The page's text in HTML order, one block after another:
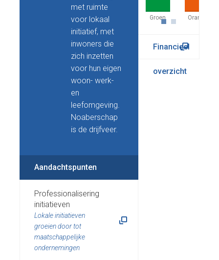
met ruimte
voor lokaal
initiatief, met
inwoners die
zich inzetten
voor hun eigen
woon- werk-
en
leefomgeving.
Noaberschap
is de drijfveer.
Aandachtspunten
Professionalisering
initiatieven
Lokale initiatieven
groeien door tot
maatschappelijke
ondernemingen
Financieel
overzicht